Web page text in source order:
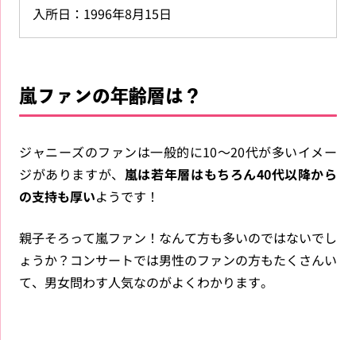
入所日：1996年8月15日
嵐ファンの年齢層は？
ジャニーズのファンは一般的に10～20代が多いイメー
ジがありますが、 嵐は若年層はもちろん40代以降から
の支持も厚いようです！
親子そろって嵐ファン！なんて方も多いのではないでし
ょうか？コンサートでは男性のファンの方もたくさんい
て、男女問わす人気なのがよくわかります。